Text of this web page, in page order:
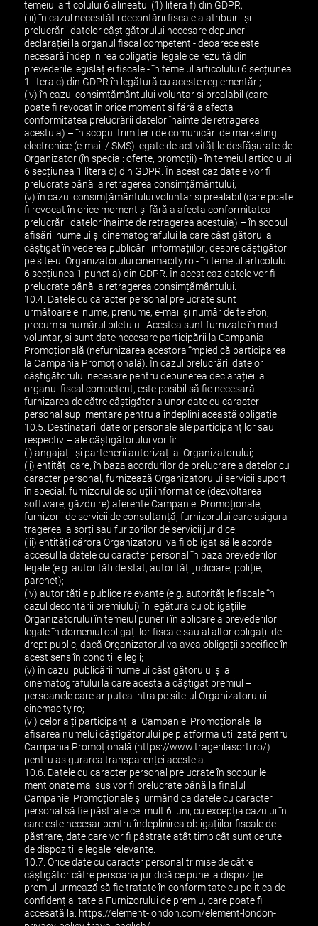
temeiul articolului 6 alineatul (1) litera f) din GDPR;
(iii) în cazul necesitătii decontării fiscale a atribuirii și
prelucrării datelor câștigătorului necesare depunerii
declarației la organul fiscal competent - deoarece este
necesară îndeplinirea obligației legale ce rezultă din
prevederile legislației fiscale - în temeiul articolului 6 secțiunea
1 litera c) din GDPR în legătură cu aceste reglementări;
(iv) în cazul consimțământului voluntar și prealabil (care
poate fi revocat în orice moment și fără a afecta
conformitatea prelucrării datelor înainte de retragerea
acestuia) – în scopul trimiterii de comunicări de marketing
electronice (e-mail / SMS) legate de activitățile desfășurate de
Organizator (în special: oferte, promoții) - în temeiul articolului
6 secțiunea 1 litera c) din GDPR. În acest caz datele vor fi
prelucrate până la retragerea consimțământului;
(v) în cazul consimțământului voluntar și prealabil (care poate
fi revocat în orice moment și fără a afecta conformitatea
prelucrării datelor înainte de retragerea acestuia) – în scopul
afișării numelui și cinematografului la care câștigătorul a
câștigat în vederea publicării informațiilor; despre câștigător
pe site-ul Organizatorului cinemacity.ro - în temeiul articolului
6 secțiunea 1 punct a) din GDPR. În acest caz datele vor fi
prelucrate până la retragerea consimțământului.
10.4. Datele cu caracter personal prelucrate sunt
următoarele: nume, prenume, e-mail și număr de telefon,
precum și numărul biletului. Acestea sunt furnizate în mod
voluntar, și sunt date necesare participării la Campania
Promoțională (nefurnizarea acestora împiedică participarea
la Campania Promoțională). În cazul prelucrării datelor
câștigătorului necesare pentru depunerea declarației la
organul fiscal competent, este posibil să fie necesară
furnizarea de către câștigător a unor date cu caracter
personal suplimentare pentru a îndeplini această obligație.
10.5. Destinatarii datelor personale ale participanților sau
respectiv – ale câștigătorului vor fi:
(i) angajații și partenerii autorizați ai Organizatorului;
(ii) entități care, în baza acordurilor de prelucrare a datelor cu
caracter personal, furnizează Organizatorului servicii suport,
în special: furnizorul de soluții informatice (dezvoltarea
software, găzduire) aferente Campaniei Promoționale,
furnizorii de servicii de consultanță, furnizorului care asigura
tragerea la sorți sau furizorilor de servicii juridice;
(iii) entități cărora Organizatorul va fi obligat să le acorde
accesul la datele cu caracter personal în baza prevederilor
legale (e.g. autorităti de stat, autorități judiciare, poliție,
parchet);
(iv) autoritățile publice relevante (e.g. autoritățile fiscale în
cazul decontării premiului) în legătură cu obligațiile
Organizatorului în temeiul punerii în aplicare a prevederilor
legale în domeniul obligațiilor fiscale sau al altor obligații de
drept public, dacă Organizatorul va avea obligații specifice în
acest sens în condițiile legii;
(v) în cazul publicării numelui câștigătorului și a
cinematografului la care acesta a câștigat premiul –
persoanele care ar putea intra pe site-ul Organizatorului
cinemacity.ro;
(vi) celorlalți participanți ai Campaniei Promoționale, la
afișarea numelui câștigătorului pe platforma utilizată pentru
Campania Promoțională (https://www.tragerilasorti.ro/)
pentru asigurarea transparenței acesteia.
10.6. Datele cu caracter personal prelucrate în scopurile
menționate mai sus vor fi prelucrate până la finalul
Campaniei Promoționale și urmând ca datele cu caracter
personal să fie păstrate cel mult 6 luni, cu excepția cazului în
care este necesar pentru îndeplinirea obligațiilor fiscale de
păstrare, date care vor fi păstrate atât timp cât sunt cerute
de dispozițiile legale relevante.
10.7. Orice date cu caracter personal trimise de către
câștigător către persoana juridică ce pune la dispoziție
premiul urmează să fie tratate în conformitate cu politica de
confidențialitate a Furnizorului de premiu, care poate fi
accesată la: https://element-london.com/element-london-